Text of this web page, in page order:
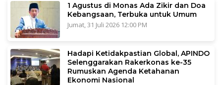
1 Agustus di Monas Ada Zikir dan Doa
Kebangsaan, Terbuka untuk Umum
Jumat, 31 Juli 2026 12:00 PM
Hadapi Ketidakpastian Global, APINDO
Selenggarakan Rakerkonas ke-35
Rumuskan Agenda Ketahanan
Ekonomi Nasional